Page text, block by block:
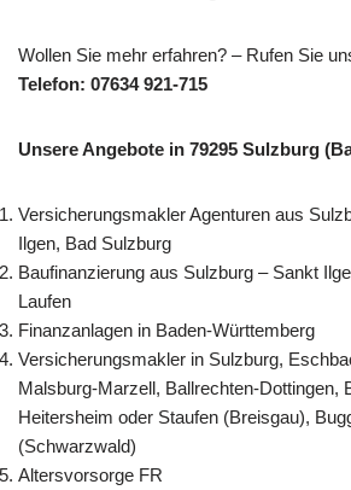
Wollen Sie mehr erfahren? – Rufen Sie
Telefon: 07634 921-715
Unsere Angebote in 79295 Sulzburg
Versicherungsmakler Agenturen aus
Ilgen, Bad Sulzburg
Baufinanzierung aus Sulzburg – Sankt
Laufen
Finanzanlagen in Baden-Württemberg
Versicherungsmakler in Sulzburg,
Malsburg-Marzell, Ballrechten-Dottingen,
Heitersheim oder Staufen (Breisgau),
(Schwarzwald)
Altersvorsorge FR